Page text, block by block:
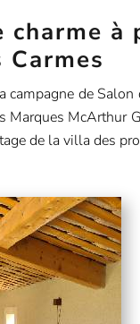
charme à
Carmes
campagne de Salon
Marques McArthur
de la villa des